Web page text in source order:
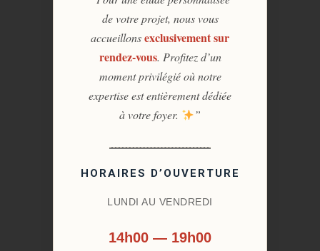
de votre projet, nous vous
accueillonsexclusivement sur
rendez-vous. Profitez d’un
moment privilégié où notre
expertise est entièrement dédiée
à votre foyer.
”
HORAIRES D’OUVERTURE
LUNDI AU VENDREDI
14h00 — 19h00